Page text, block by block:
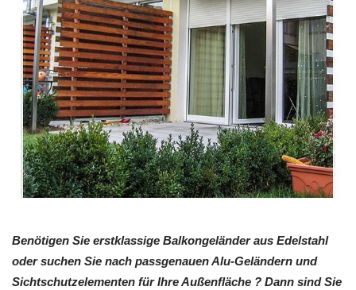
Benötigen Sie erstklassige Balkongeländer aus Edelstahl
oder suchen Sie nach passgenauen Alu-Geländern und
Sichtschutzelementen für Ihre Außenfläche ? Dann sind Sie